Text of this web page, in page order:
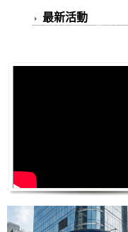
最新活動